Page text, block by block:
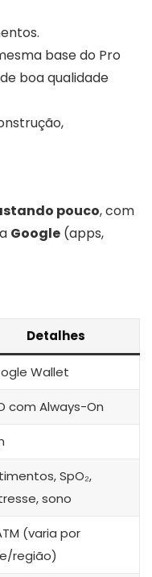
base do Pro
boa qualidade
pouco, com
Google (apps,
Detalhes
Wallet
com Always-On
SpO₂,
sono
(varia por
região)